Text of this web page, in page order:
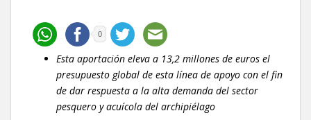
0
Esta aportación eleva a 13,2 millones de euros el
presupuesto global de esta línea de apoyo con el fin
de dar respuesta a la alta demanda del sector
pesquero y acuícola del archipiélago